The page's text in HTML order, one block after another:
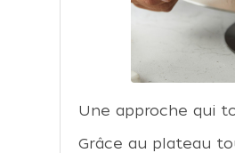
Une approche qui
Grâce au plateau